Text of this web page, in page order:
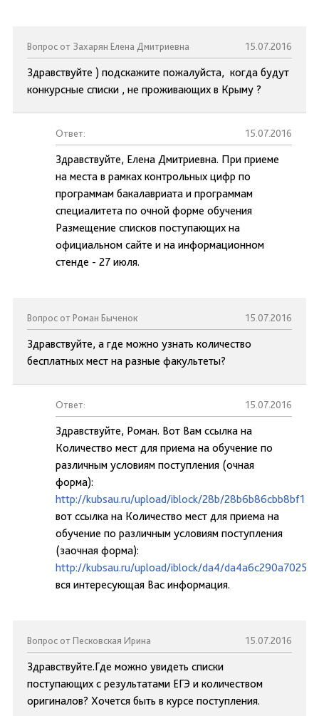
Вопрос от Захарян Елена Дмитриевна 15.07.2016
Здравствуйте ) подскажите пожалуйста, когда будут
конкурсные списки , не проживающих в Крыму ?
Ответ: 15.07.2016
Здравствуйте, Елена Дмитриевна. При приеме
на места в рамках контрольных цифр по
программам бакалавриата и программам
специалитета по очной форме обучения
Размещение списков поступающих на
официальном сайте и на информационном
стенде - 27 июля.
Вопрос от Роман Быченок 15.07.2016
Здравствуйте, а где можно узнать количество
бесплатных мест на разные факультеты?
Ответ: 15.07.2016
Здравствуйте, Роман. Вот Вам ссылка на
Количество мест для приема на обучение по
различным условиям поступления (очная
форма):
http://kubsau.ru/upload/iblock/28b/
вот ссылка на Количество мест для приема на
обучение по различным условиям поступления
(заочная форма):
http://kubsau.ru/upload/iblock/da4/
вся интересующая Вас информация.
Вопрос от Песковская Ирина 15.07.2016
Здравствуйте.Где можно увидеть списки
поступающих с результатами ЕГЭ и количеством
оригиналов? Хочется быть в курсе поступления.